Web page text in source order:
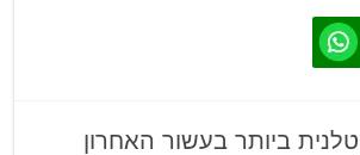
– הקטלנית ביותר בעשור האחרון